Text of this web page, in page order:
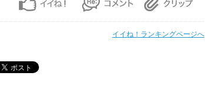
イイね！ランキングページへ